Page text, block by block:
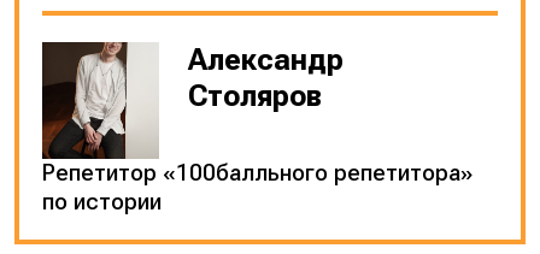
Александр
Столяров
Репетитор «100балльного репетитора»
по истории